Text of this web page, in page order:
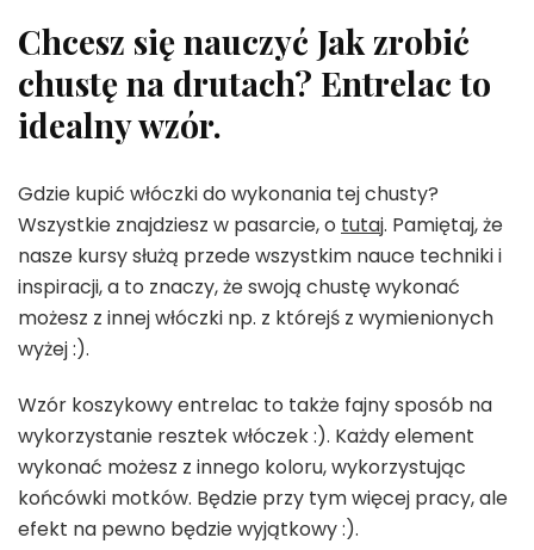
Chcesz się nauczyć Jak zrobić
chustę na drutach? Entrelac to
idealny wzór.
Gdzie kupić włóczki do wykonania tej chusty?
Wszystkie znajdziesz w pasarcie, o tutaj. Pamiętaj, że
nasze kursy służą przede wszystkim nauce techniki i
inspiracji, a to znaczy, że swoją chustę wykonać
możesz z innej włóczki np. z którejś z wymienionych
wyżej :).
Wzór koszykowy entrelac to także fajny sposób na
wykorzystanie resztek włóczek :). Każdy element
wykonać możesz z innego koloru, wykorzystując
końcówki motków. Będzie przy tym więcej pracy, ale
efekt na pewno będzie wyjątkowy :).